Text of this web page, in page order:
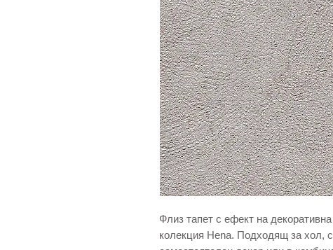
Флиз тапет с ефект на
колекция Hena. Подходящ за хол,